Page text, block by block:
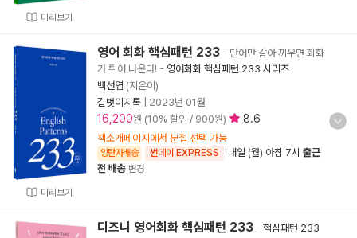
미리보기
미리보기
영어 회화 핵심패턴 233 - 단어만 갈아 끼우면 회화
가 튀어 나온다! - 영어회화 핵심패턴 233 시리즈
백선엽 (지은이)
길벗이지톡
2023년 01월
16,200원 (10% 할인 / 900원) 8.6
책소개페이지에서 분철 선택 가능
양탄자배송 썬데이 EXPRESS 내일 (월) 아침 7시 출근
전 배송 변경
디즈니 영어회화 핵심패턴 233 - 핵심패턴 233